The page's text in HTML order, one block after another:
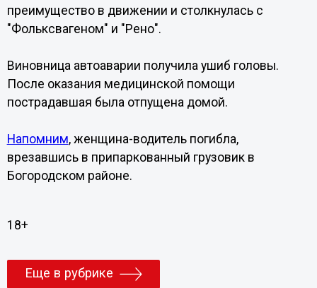
преимущество в движении и столкнулась с
"Фольксвагеном" и "Рено".
Виновница автоаварии получила ушиб головы.
После оказания медицинской помощи
пострадавшая была отпущена домой.
Напомним, женщина-водитель погибла,
врезавшись в припаркованный грузовик в
Богородском районе.
18+
Еще в рубрике